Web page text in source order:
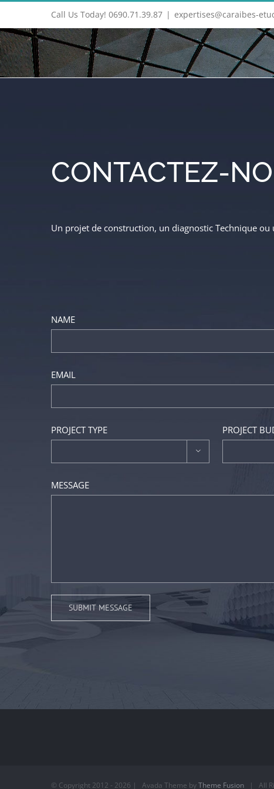
Call Us Today! 0690.71.39.87 | expertises@caraibes-
CONTACTEZ-
Un projet de construction, un diagnostic Technique
NAME
EMAIL
PROJECT TYPE

PROJECT
MESSAGE
© Copyright 2012 - 2026 | Avada Theme byTheme Fusion | All